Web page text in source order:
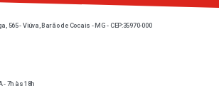
565 - Viúva, Barão de Cocais - MG - CEP:35970-000
- 7h às 18h